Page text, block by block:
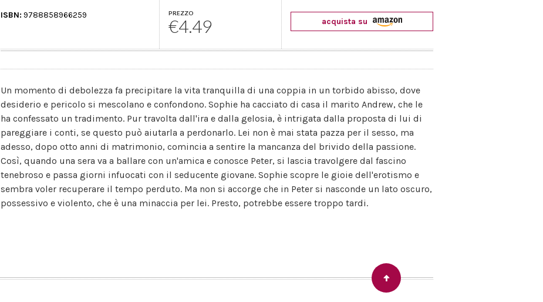
ISBN: 9788858966259 PREZZO
€4.49 acquista su
Un momento di debolezza fa precipitare la vita tranquilla di una coppia in un torbido abisso, dove
desiderio e pericolo si mescolano e confondono. Sophie ha cacciato di casa il marito Andrew, che le
ha confessato un tradimento. Pur travolta dall'ira e dalla gelosia, è intrigata dalla proposta di lui di
pareggiare i conti, se questo può aiutarla a perdonarlo. Lei non è mai stata pazza per il sesso, ma
adesso, dopo otto anni di matrimonio, comincia a sentire la mancanza del brivido della passione.
Così, quando una sera va a ballare con un'amica e conosce Peter, si lascia travolgere dal fascino
tenebroso e passa giorni infuocati con il seducente giovane. Sophie scopre le gioie dell'erotismo e
sembra voler recuperare il tempo perduto. Ma non si accorge che in Peter si nasconde un lato oscuro,
possessivo e violento, che è una minaccia per lei. Presto, potrebbe essere troppo tardi.